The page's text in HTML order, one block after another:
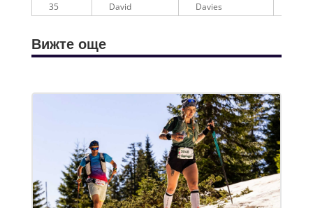
35
David Davies
Вижте още